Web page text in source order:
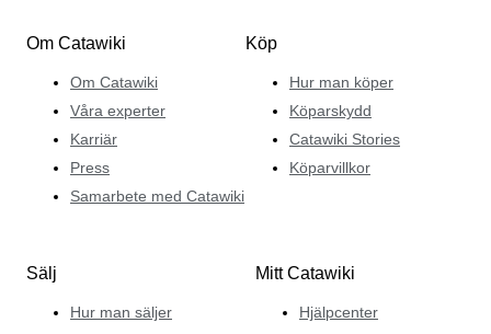
Om Catawiki
Om Catawiki
Våra experter
Karriär
Press
Samarbete med Catawiki
Köp
Hur man köper
Köparskydd
Catawiki Stories
Köparvillkor
Sälj
Hur man säljer
Mitt Catawiki
Hjälpcenter